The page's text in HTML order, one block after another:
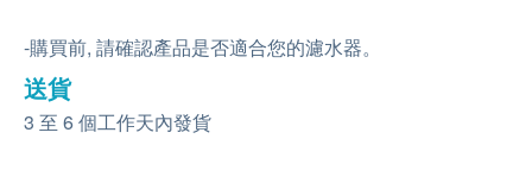
-購買前, 請確認產品是否適合您的濾水器。
送貨
3 至 6 個工作天內發貨